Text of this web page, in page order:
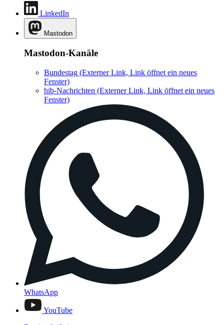
LinkedIn
Mastodon
Mastodon-Kanäle
Bundestag (Externer Link, Link öffnet ein neues
Fenster)
hib-Nachrichten (Externer Link, Link öffnet ein neues
Fenster)
WhatsApp
YouTube